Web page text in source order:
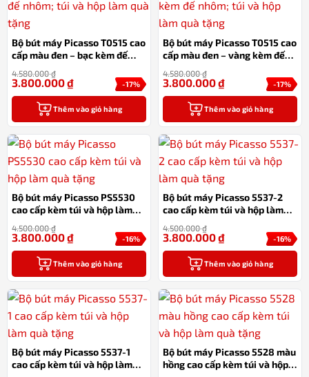
Bộ bút máy Picasso T0515 cao
cấp màu đen – bạc kèm đế
4.580.000₫
-17%
3.800.000₫
Thêm vào giỏ hàng
Bộ bút máy Picasso T0515 cao
cấp màu đen – vàng kèm đế
4.580.000₫
-17%
3.800.000₫
Thêm vào giỏ hàng
Bộ bút máy Picasso PS5530
cao cấp kèm túi và hộp làm
4.500.000₫
-16%
3.800.000₫
Thêm vào giỏ hàng
Bộ bút máy Picasso 5537-2
cao cấp kèm túi và hộp làm
4.500.000₫
-16%
3.800.000₫
Thêm vào giỏ hàng
Bộ bút máy Picasso 5537-1
cao cấp kèm túi và hộp làm
Bộ bút máy Picasso 5528 màu
hồng cao cấp kèm túi và hộp